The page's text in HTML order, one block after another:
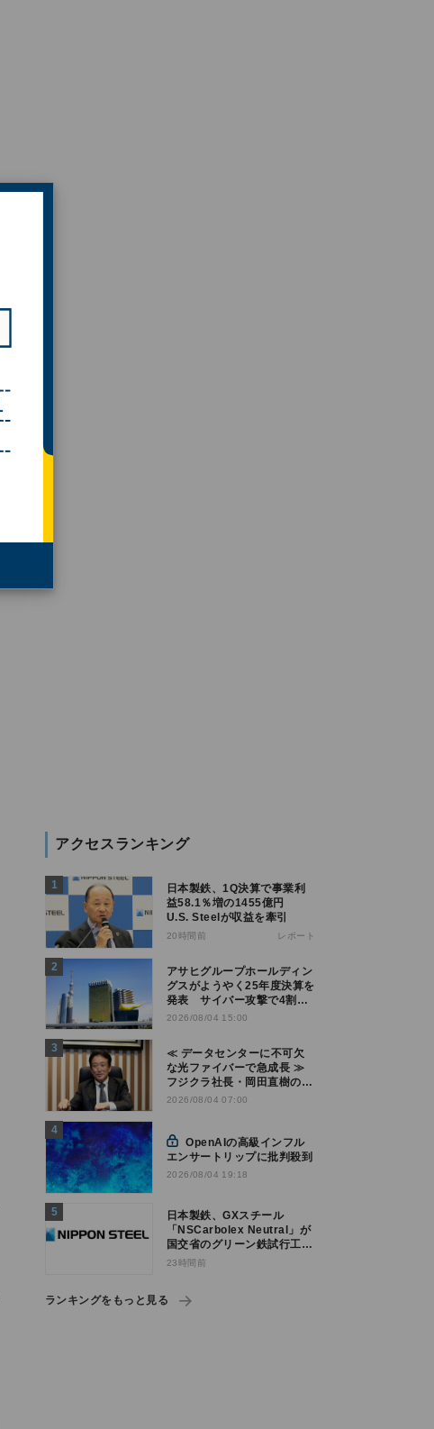
アクセスランキング
日本製鉄、1Q決算で事業利
益58.1％増の1455億円
U.S. Steelが収益を牽引
20時間前 レポート
アサヒグループホールディン
グスがようやく25年度決算を
発表 サイバー攻撃で4割減
益
2026/08/04 15:00
≪ データセンターに不可欠
な光ファイバーで急成長 ≫
フジクラ社長・岡田直樹の技
術論「見えない技術優位性、
2026/08/04 07:00
OpenAIの高級インフル
エンサートリップに批判殺到
2026/08/04 19:18
日本製鉄、GXスチール
「NSCarbolex Neutral」が
国交省のグリーン鉄試行工事
に採用
23時間前
ランキングをもっと見る